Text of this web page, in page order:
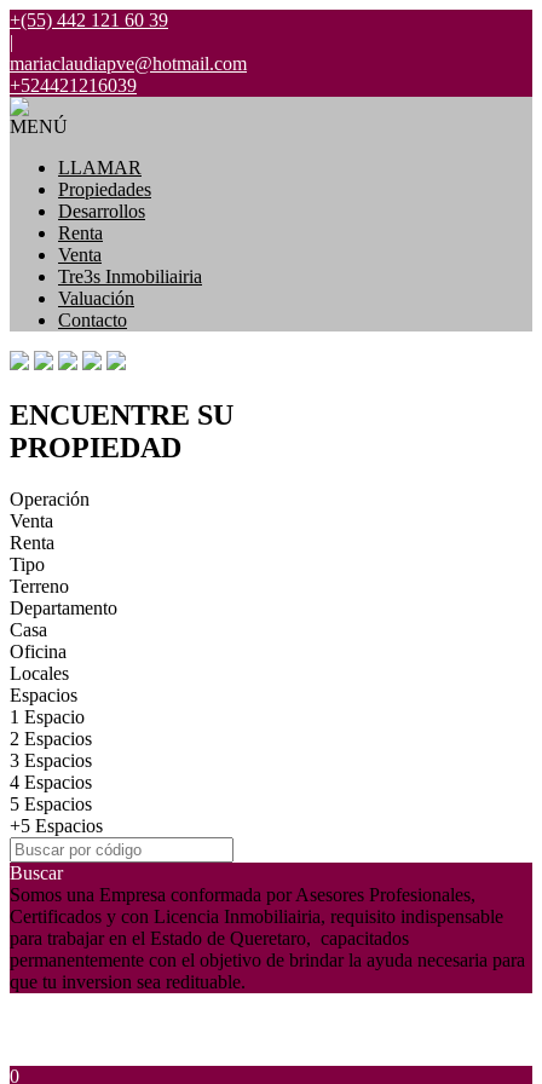
+(55) 442 121 60 39
|
mariaclaudiapve@hotmail.com
+524421216039
MENÚ
LLAMAR
Propiedades
Desarrollos
Renta
Venta
Tre3s Inmobiliairia
Valuación
Contacto
ENCUENTRE SU
PROPIEDAD
Operación
Venta
Renta
Tipo
Terreno
Departamento
Casa
Oficina
Locales
Espacios
1 Espacio
2 Espacios
3 Espacios
4 Espacios
5 Espacios
+5 Espacios
Buscar
Somos una Empresa conformada por Asesores Profesionales,
Certificados y con Licencia Inmobiliairia, requisito indispensable
para trabajar en el Estado de Queretaro, capacitados
permanentemente con el objetivo de brindar la ayuda necesaria para
que tu inversion sea redituable.
0